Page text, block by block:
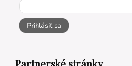
Prihlásiť sa
Partnerské stránky